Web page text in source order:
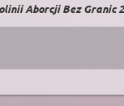
Aborcji Bez Granic